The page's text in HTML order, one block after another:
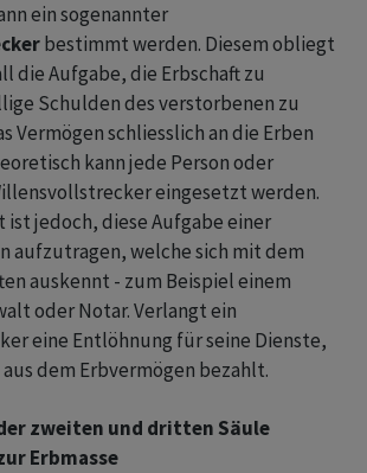
ein sogenannter
bestimmt werden. Diesem obliegt
die Aufgabe, die Erbschaft zu
Schulden des verstorbenen zu
Vermögen schliesslich an die Erben
kann jede Person oder
eingesetzt werden.
jedoch, diese Aufgabe einer
aufzutragen, welche sich mit dem
auskennt - zum Beispiel einem
oder Notar. Verlangt ein
eine Entlöhnung für seine Dienste,
dem Erbvermögen bezahlt.
zweiten und dritten Säule
Erbmasse